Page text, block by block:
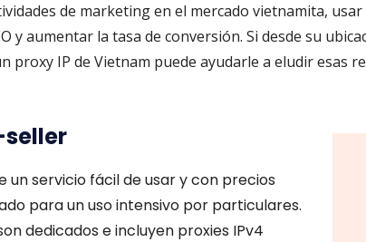
de marketing en el mercado vietnamita,
y aumentar la tasa de conversión. Si desde su
proxy IP de Vietnam puede ayudarle a eludir esas
un servicio fácil de usar y con precios
para un uso intensivo por particulares.
dedicados e incluyen proxies IPv4